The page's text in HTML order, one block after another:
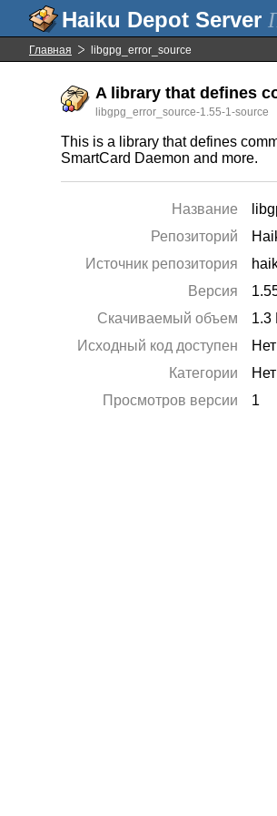
Главная libgpg_error_source
A library that defines
libgpg_error_source-1.55-1-source
This is a library that defines
SmartCard Daemon and more.
Название
Репозиторий
Источник репозитория
Версия
Скачиваемый объем
1.3
Исходный код доступен
Нет
Категории
Нет
Просмотров версии
1